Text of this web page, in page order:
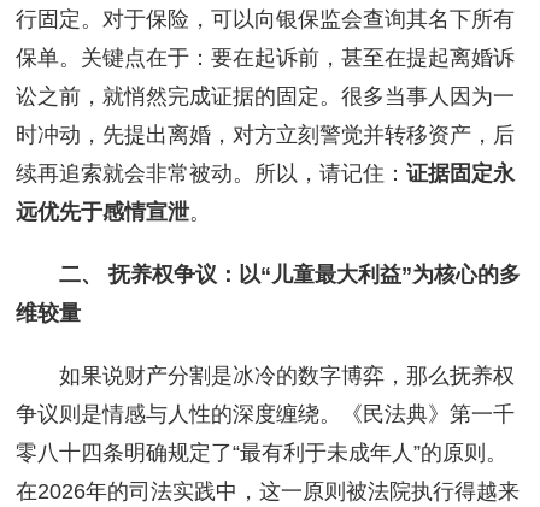
行固定。对于保险，可以向银保监会查询其名下所有
保单。关键点在于：要在起诉前，甚至在提起离婚诉
讼之前，就悄然完成证据的固定。很多当事人因为一
时冲动，先提出离婚，对方立刻警觉并转移资产，后
续再追索就会非常被动。所以，请记住：证据固定永
远优先于感情宣泄。
二、 抚养权争议：以“儿童最大利益”为核心的多
维较量
如果说财产分割是冰冷的数字博弈，那么抚养权
争议则是情感与人性的深度缠绕。《民法典》第一千
零八十四条明确规定了“最有利于未成年人”的原则。
在2026年的司法实践中，这一原则被法院执行得越来